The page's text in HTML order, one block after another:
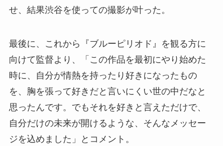
せ、結果渋谷を使っての撮影が叶った。
最後に、これから『ブルーピリオド』を観る方に
向けて監督より、「この作品を最初にやり始めた
時に、自分が情熱を持ったり好きになったもの
を、胸を張って好きだと言いにくい世の中だなと
思ったんです。でもそれを好きと言えただけで、
自分だけの未来が開けるような、そんなメッセー
ジを込めました」とコメント。